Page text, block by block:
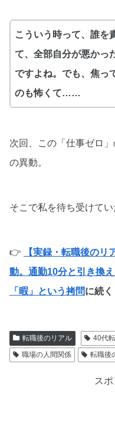
こういう時って、誰を
て、全部自分が悪かっ
ですよね。でも、焦っ
のも怖くて……
次回、この「仕事ゼロ
の異動。
そこで私を待ち受けて
👉
【実録・転職後の
動。通勤10分と引き換
「暇」という拷問に続く
転職後のリアル 40代
職場の人間関係
転職後
ス